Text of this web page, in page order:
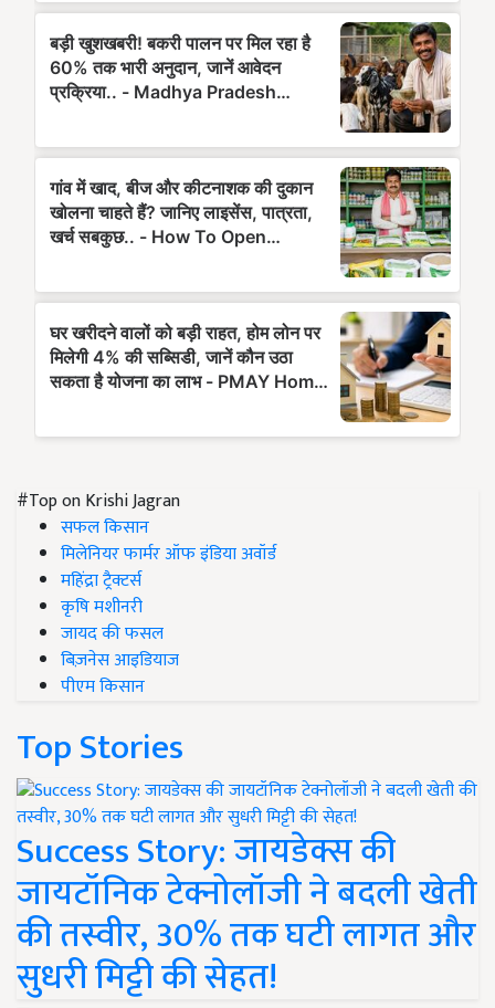
#Top on Krishi Jagran
सफल किसान
मिलेनियर फार्मर ऑफ इंडिया अवॉर्ड
महिंद्रा ट्रैक्टर्स
कृषि मशीनरी
जायद की फसल
बिज़नेस आइडियाज
पीएम किसान
Top Stories
Success Story: जायडेक्स की
जायटॉनिक टेक्नोलॉजी ने बदली खेती
की तस्वीर, 30% तक घटी लागत और
सुधरी मिट्टी की सेहत!